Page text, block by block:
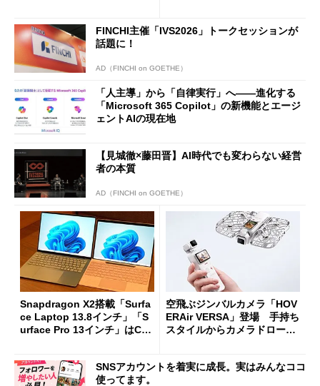
FINCHI主催「IVS2026」トークセッションが
話題に！
AD（FINCHI on GOETHE）
「人主導」から「自律実行」へ――進化する
「Microsoft 365 Copilot」の新機能とエージ
ェントAIの現在地
【見城徹×藤田晋】AI時代でも変わらない経営
者の本質
AD（FINCHI on GOETHE）
Snapdragon X2搭載「Surfa
ce Laptop 13.8インチ」「S
urface Pro 13インチ」はCop
た
空飛ぶジンバルカメラ「HOV
ERAir VERSA」登場 手持ち
スタイルからカメラドローン
SNSアカウントを着実に成長。実はみんなココ
使ってます。